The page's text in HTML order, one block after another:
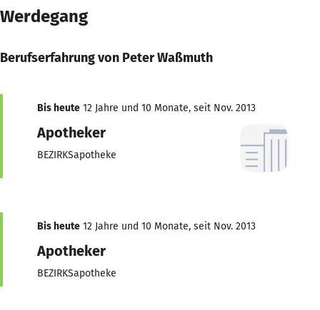
Werdegang
Berufserfahrung von Peter Waßmuth
Bis heute 12 Jahre und 10 Monate, seit Nov. 2013
Apotheker
BEZIRKSapotheke
Bis heute 12 Jahre und 10 Monate, seit Nov. 2013
Apotheker
BEZIRKSapotheke